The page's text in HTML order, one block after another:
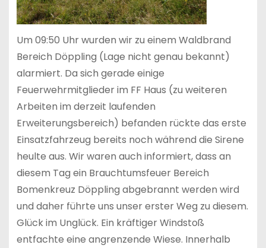
Um 09:50 Uhr wurden wir zu einem Waldbrand
Bereich Döppling (Lage nicht genau bekannt)
alarmiert. Da sich gerade einige
Feuerwehrmitglieder im FF Haus (zu weiteren
Arbeiten im derzeit laufenden
Erweiterungsbereich) befanden rückte das erste
Einsatzfahrzeug bereits noch während die Sirene
heulte aus. Wir waren auch informiert, dass an
diesem Tag ein Brauchtumsfeuer Bereich
Bomenkreuz Döppling abgebrannt werden wird
und daher führte uns unser erster Weg zu diesem.
Glück im Unglück. Ein kräftiger Windstoß
entfachte eine angrenzende Wiese. Innerhalb